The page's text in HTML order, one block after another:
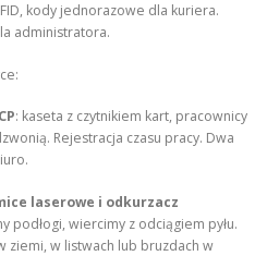
kody jednorazowe dla kuriera.
administratora.
: kaseta z czytnikiem kart, pracownicy
Rejestracja czasu pracy. Dwa
laserowe i odkurzacz
podłogi, wiercimy z odciągiem pyłu.
ziemi, w listwach lub bruzdach w